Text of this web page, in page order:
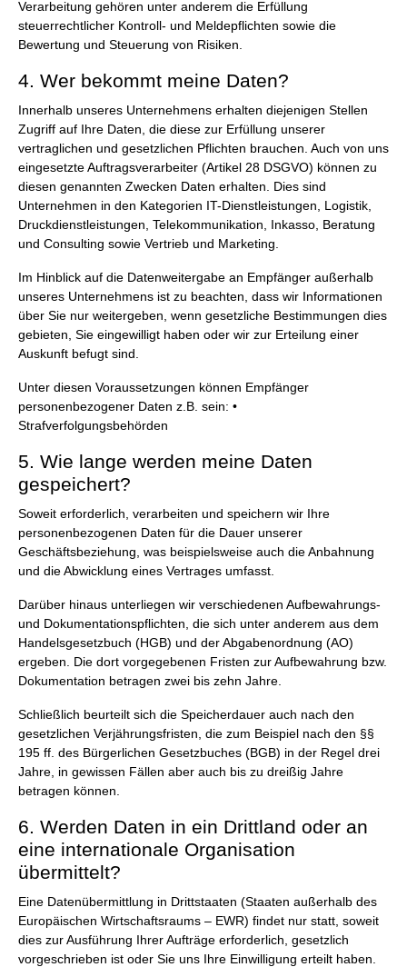
Verarbeitung gehören unter anderem die Erfüllung
steuerrechtlicher Kontroll- und Meldepflichten sowie die
Bewertung und Steuerung von Risiken.
4. Wer bekommt meine Daten?
Innerhalb unseres Unternehmens erhalten diejenigen Stellen
Zugriff auf Ihre Daten, die diese zur Erfüllung unserer
vertraglichen und gesetzlichen Pflichten brauchen. Auch von uns
eingesetzte Auftragsverarbeiter (Artikel 28 DSGVO) können zu
diesen genannten Zwecken Daten erhalten. Dies sind
Unternehmen in den Kategorien IT-Dienstleistungen, Logistik,
Druckdienstleistungen, Telekommunikation, Inkasso, Beratung
und Consulting sowie Vertrieb und Marketing.
Im Hinblick auf die Datenweitergabe an Empfänger außerhalb
unseres Unternehmens ist zu beachten, dass wir Informationen
über Sie nur weitergeben, wenn gesetzliche Bestimmungen dies
gebieten, Sie eingewilligt haben oder wir zur Erteilung einer
Auskunft befugt sind.
Unter diesen Voraussetzungen können Empfänger
personenbezogener Daten z.B. sein: •
Strafverfolgungsbehörden
5. Wie lange werden meine Daten
gespeichert?
Soweit erforderlich, verarbeiten und speichern wir Ihre
personenbezogenen Daten für die Dauer unserer
Geschäftsbeziehung, was beispielsweise auch die Anbahnung
und die Abwicklung eines Vertrages umfasst.
Darüber hinaus unterliegen wir verschiedenen Aufbewahrungs-
und Dokumentationspflichten, die sich unter anderem aus dem
Handelsgesetzbuch (HGB) und der Abgabenordnung (AO)
ergeben. Die dort vorgegebenen Fristen zur Aufbewahrung bzw.
Dokumentation betragen zwei bis zehn Jahre.
Schließlich beurteilt sich die Speicherdauer auch nach den
gesetzlichen Verjährungsfristen, die zum Beispiel nach den §§
195 ff. des Bürgerlichen Gesetzbuches (BGB) in der Regel drei
Jahre, in gewissen Fällen aber auch bis zu dreißig Jahre
betragen können.
6. Werden Daten in ein Drittland oder an
eine internationale Organisation
übermittelt?
Eine Datenübermittlung in Drittstaaten (Staaten außerhalb des
Europäischen Wirtschaftsraums – EWR) findet nur statt, soweit
dies zur Ausführung Ihrer Aufträge erforderlich, gesetzlich
vorgeschrieben ist oder Sie uns Ihre Einwilligung erteilt haben.